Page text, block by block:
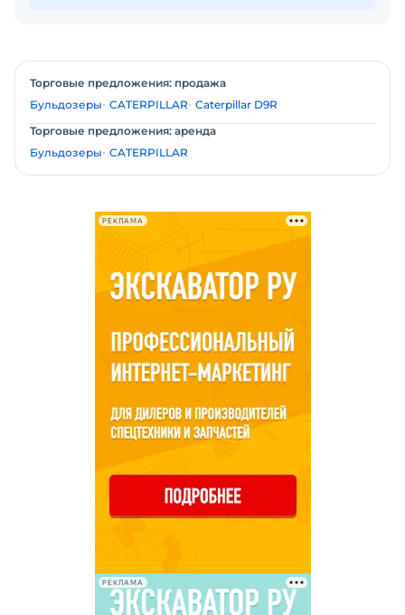
Торговые предложения: продажа
Бульдозеры CATERPILLAR Caterpillar D9R
Торговые предложения: аренда
Бульдозеры CATERPILLAR
РЕКЛАМА
РЕКЛАМА